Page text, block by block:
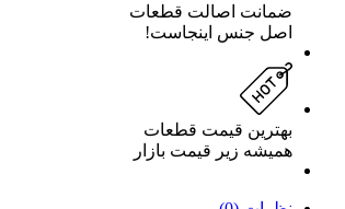
ضمانت اصالت قطعات
اصل جنس اینجاست!
بهترین قیمت قطعات
همیشه زیر قیمت بازار